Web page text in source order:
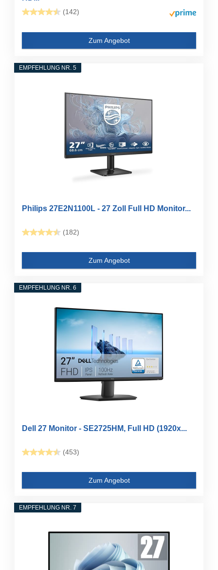
(142)
Zum Angebot
EMPFEHLUNG NR. 5
Philips 27E2N1100L - 27 Zoll Full HD Monitor...
(182)
Zum Angebot
EMPFEHLUNG NR. 6
Dell 27 Monitor - SE2725HM, Full HD (1920x...
(453)
Zum Angebot
EMPFEHLUNG NR. 7